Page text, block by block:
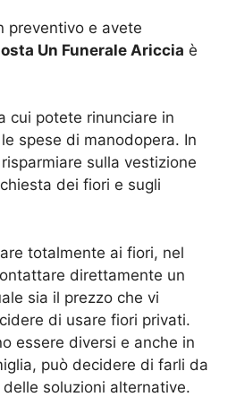
preventivo e avete
Un Funerale Ariccia è
cui potete rinunciare in
spese di manodopera. In
sulla vestizione
dei fiori e sugli
totalmente ai fiori, nel
direttamente un
sia il prezzo che vi
di usare fiori privati.
essere diversi e anche in
può decidere di farli da
soluzioni alternative.